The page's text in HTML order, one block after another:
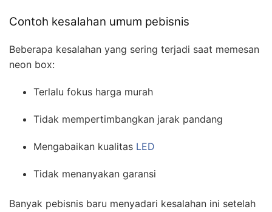
Contoh kesalahan umum pebisnis
Beberapa kesalahan yang sering terjadi saat memesan
neon box:
Terlalu fokus harga murah
Tidak mempertimbangkan jarak pandang
Mengabaikan kualitas LED
Tidak menanyakan garansi
Banyak pebisnis baru menyadari kesalahan ini setelah